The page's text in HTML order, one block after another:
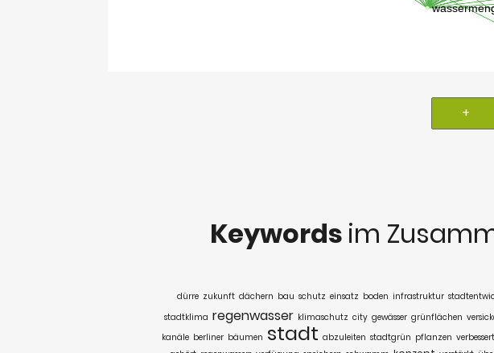
+
Keywords im
dürre zukunft dächern bau schutz einsatz boden infrastruktur
stadtklima regenwasser klimaschutz city gewässer grünflächen
kanäle berliner bäumen stadt abzuleiten stadtgrün pflanzen verbessert